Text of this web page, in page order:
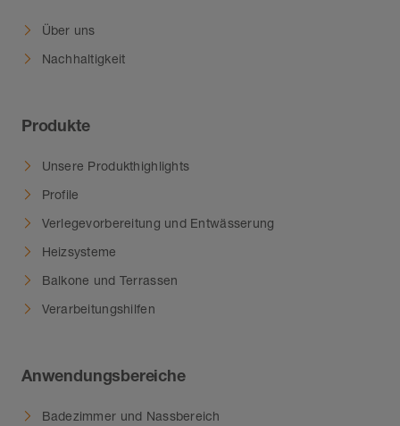
Über uns
Nachhaltigkeit
Produkte
Unsere Produkthighlights
Profile
Verlegevorbereitung und Entwässerung
Heizsysteme
Balkone und Terrassen
Verarbeitungshilfen
Anwendungsbereiche
Badezimmer und Nassbereich